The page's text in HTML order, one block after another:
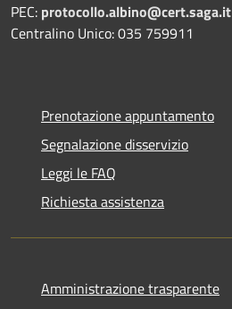
PEC: protocollo.albino@cert.saga.it
Centralino Unico: 035 759911
Prenotazione appuntamento
Segnalazione disservizio
Leggi le FAQ
Richiesta assistenza
Amministrazione trasparente